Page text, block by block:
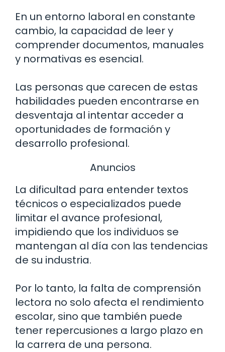
En un entorno laboral en constante
cambio, la capacidad de leer y
comprender documentos, manuales
y normativas es esencial.
Las personas que carecen de estas
habilidades pueden encontrarse en
desventaja al intentar acceder a
oportunidades de formación y
desarrollo profesional.
Anuncios
La dificultad para entender textos
técnicos o especializados puede
limitar el avance profesional,
impidiendo que los individuos se
mantengan al día con las tendencias
de su industria.
Por lo tanto, la falta de comprensión
lectora no solo afecta el rendimiento
escolar, sino que también puede
tener repercusiones a largo plazo en
la carrera de una persona.